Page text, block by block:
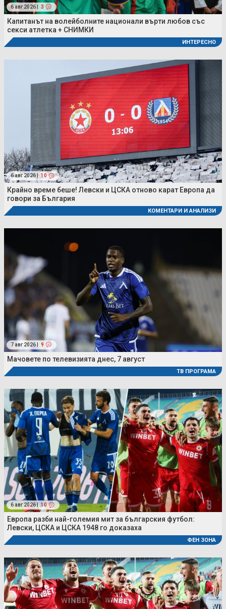
6 авг 2026 | 3
Капитанът на волейболните национали върти любов със
секси атлетка + СНИМКИ
ИНТЕРЕСНО
6 авг 2026 | 10
Крайно време беше! Левски и ЦСКА отново карат Европа да
говори за България
КОМЕНТАРИ И АНАЛИЗИ
7 авг 2026 | 9
Мачовете по телевизията днес, 7 август
ТВ ПРОГРАМА
6 авг 2026 | 10
Европа разби най-големия мит за българския футбол:
Левски, ЦСКА и ЦСКА 1948 го доказаха
ФЕН ЗОНА